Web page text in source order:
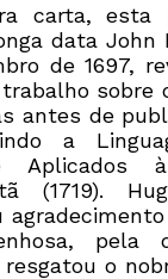
carta, esta
data John
de 1697,
sobre
antes de
a
Aplicados
(1719).
pela
resgatou o